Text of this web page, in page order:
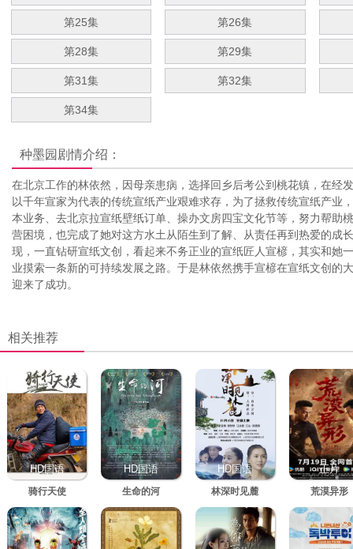
第25集 第26集
第28集 第29集
第31集 第32集
第34集
种墨园 剧情介绍：
在北京工作的林依然，因母亲患病，选择回乡后考公到桃花镇，在经
以千年宣家为代表的传统宣纸产业艰难求存，为了拯救传统宣纸产业
本业务、去北京拉宣纸壁纸订单、操办文房四宝文化节等，努力帮助
营困境，也完成了她对这方水土从陌生到了解、从责任再到热爱的成
现，一直钻研宣纸文创，看起来不务正业的宣纸匠人宣楌，其实和她
业摸索一条新的可持续发展之路。于是林依然携手宣楌在宣纸文创的
迎来了成功。
相关推荐
HD国语
骑行天使
HD国语
生命的河
HD国语
林深时见麓
正片
荒漠异形